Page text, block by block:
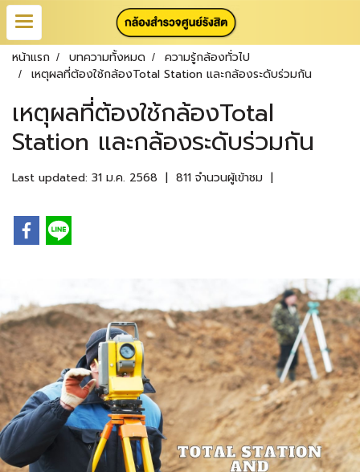
หน้าแรก บทความทั้งหมด
ความรู้กล้องทั่วไป
เหตุผลที่ต้องใช้กล้องTotal Station และกล้องระดับร่วมกัน
เหตุผลที่ต้องใช้กล้องTotal
Station และกล้องระดับร่วมกัน
Last updated: 31 ม.ค. 2568 | 811 จำนวนผู้เข้าชม |